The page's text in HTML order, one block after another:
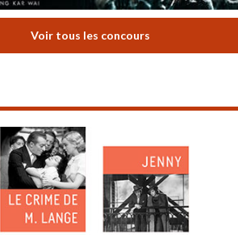
Voir tous les concours